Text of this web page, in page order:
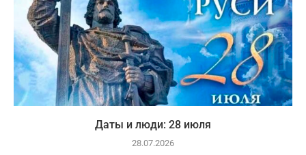
Даты и люди: 28 июля
28.07.2026